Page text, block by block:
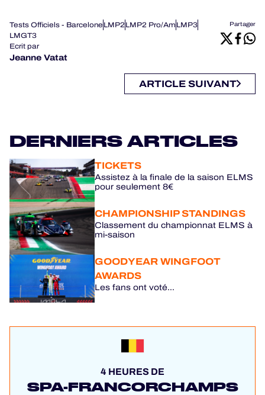
Tests Officiels - BarceloneLMP2LMP2 Pro/AmLMP3
LMGT3
Ecrit par
Jeanne Vatat
Partager
ARTICLE SUIVANT
DERNIERS ARTICLES
TICKETS
Assistez à la finale de la saison ELMS
pour seulement 8€
CHAMPIONSHIP STANDINGS
Classement du championnat ELMS à
mi-saison
GOODYEAR WINGFOOT
AWARDS
Les fans ont voté...
4 HEURES DE
SPA-FRANCORCHAMPS